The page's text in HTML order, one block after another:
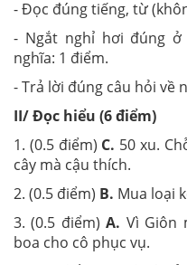
- Đọc đúng tiếng, từ
- Ngắt nghỉ hơi đúng
nghĩa: 1 điểm.
- Trả lời đúng câu hỏi về
II/ Đọc hiểu (6 điểm)
1. (0.5 điểm) C. 50 xu.
cây mà cậu thích.
2. (0.5 điểm) B. Mua loại
3. (0.5 điểm)A. Vì Giôn
boa cho cô phục vụ.